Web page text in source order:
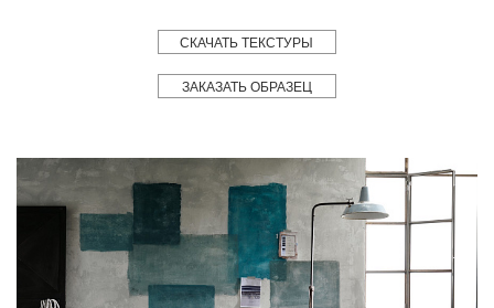
СКАЧАТЬ ТЕКСТУРЫ
ЗАКАЗАТЬ ОБРАЗЕЦ